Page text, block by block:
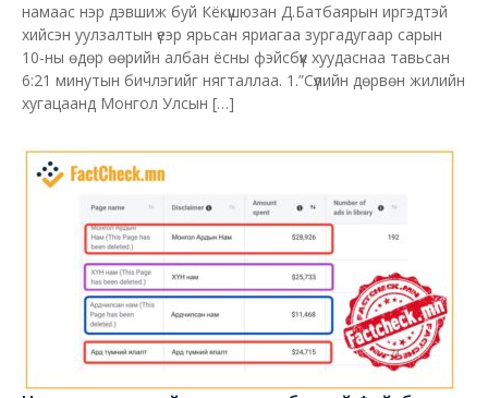
намаас нэр дэвшиж буй Кёкүшюзан Д.Батбаярын иргэдтэй
хийсэн уулзалтын үеэр ярьсан яриагаа зургадугаар сарын
10-ны өдөр өөрийн албан ёсны фэйсбүүк хуудаснаа тавьсан
6:21 минутын бичлэгийг нягталлаа. 1.”Сүүлийн дөрвөн жилийн
хугацаанд Монгол Улсын […]